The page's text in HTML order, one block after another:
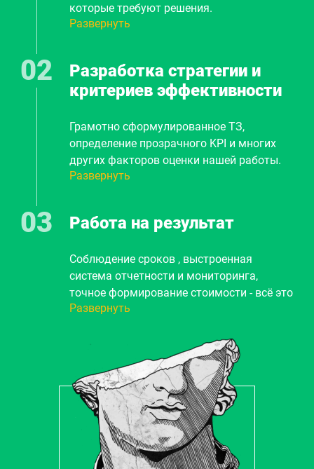
которые требуют решения.
Предварительно обговорим методы,
Развернуть
Разработка стратегии и
критериев эффективности
Грамотно сформулированное ТЗ,
определение прозрачного KPI и многих
других факторов оценки нашей работы.
Составление плана продвижения вашего
дальнейшая работка, как будет
Развернуть
Работа на результат
Соблюдение сроков , выстроенная
система отчетности и мониторинга,
точное формирование стоимости - всё это
гарантия 100% решения вашей задачи.
Развернуть